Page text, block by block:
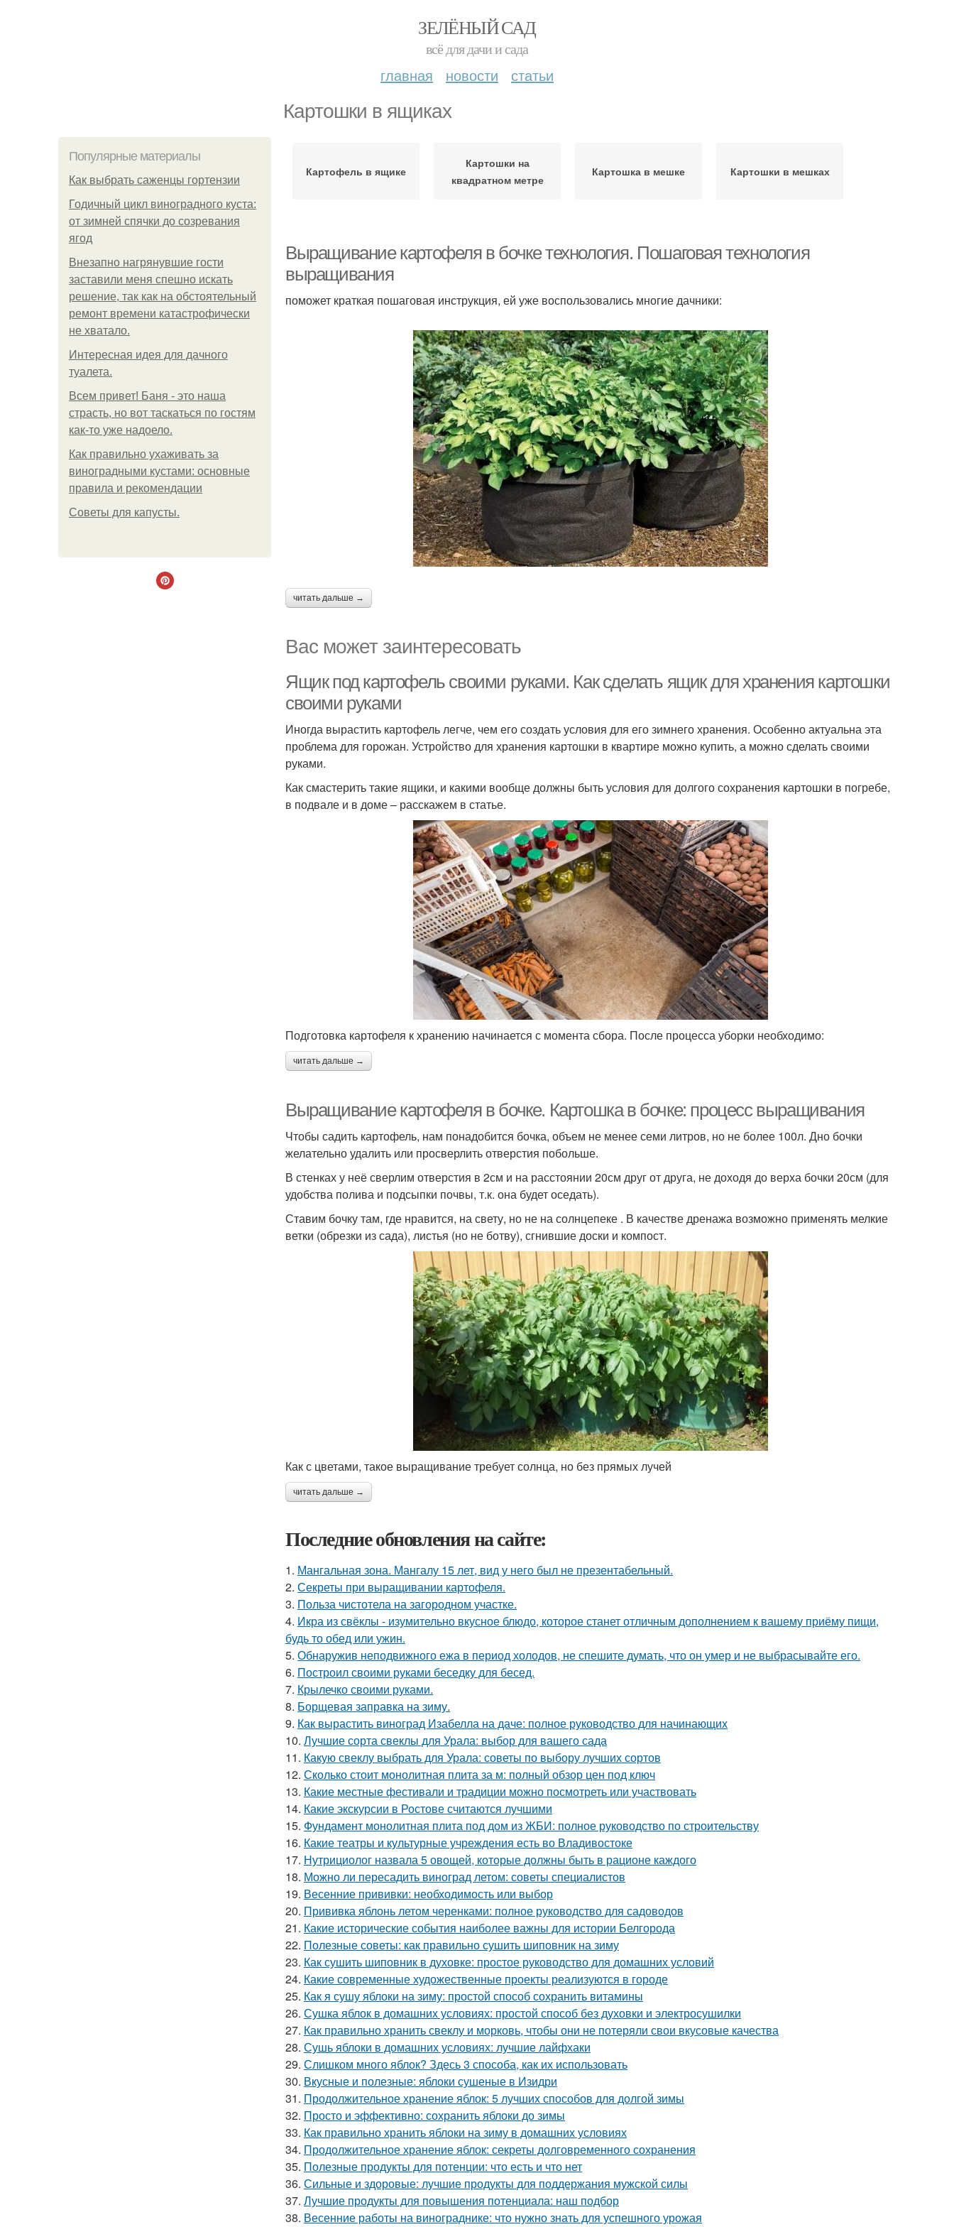
ЗЕЛЁНЫЙ САД
всё для дачи и сада
главная новости статьи
Картошки в ящиках
Популярные материалы
Как выбрать саженцы гортензии
Годичный цикл виноградного куста:
от зимней спячки до созревания
ягод
Внезапно нагрянувшие гости
заставили меня спешно искать
решение, так как на обстоятельный
ремонт времени катастрофически
не хватало.
Интересная идея для дачного
туалета.
Всем привет! Баня - это наша
страсть, но вот таскаться по гостям
как-то уже надоело.
Как правильно ухаживать за
виноградными кустами: основные
правила и рекомендации
Советы для капусты.
Картофель в ящике
Картошки на
квадратном метре
Картошка в мешке Картошки в мешках
Выращивание картофеля в бочке технология. Пошаговая технология
выращивания
поможет краткая пошаговая инструкция, ей уже воспользовались многие дачники:
читать дальше →
Вас может заинтересовать
Ящик под картофель своими руками. Как сделать ящик для хранения картошки
своими руками
Иногда вырастить картофель легче, чем его создать условия для его зимнего хранения. Особенно актуальна эта
проблема для горожан. Устройство для хранения картошки в квартире можно купить, а можно сделать своими
руками.
Как смастерить такие ящики, и какими вообще должны быть условия для долгого сохранения картошки в погребе,
в подвале и в доме – расскажем в статье.
Подготовка картофеля к хранению начинается с момента сбора. После процесса уборки необходимо:
читать дальше →
Выращивание картофеля в бочке. Картошка в бочке: процесс выращивания
Чтобы садить картофель, нам понадобится бочка, объем не менее семи литров, но не более 100л. Дно бочки
желательно удалить или просверлить отверстия побольше.
В стенках у неё сверлим отверстия в 2см и на расстоянии 20см друг от друга, не доходя до верха бочки 20см (для
удобства полива и подсыпки почвы, т.к. она будет оседать).
Ставим бочку там, где нравится, на свету, но не на солнцепеке . В качестве дренажа возможно применять мелкие
ветки (обрезки из сада), листья (но не ботву), сгнившие доски и компост.
Как с цветами, такое выращивание требует солнца, но без прямых лучей
читать дальше →
Последние обновления на сайте:
1. Мангальная зона. Мангалу 15 лет, вид у него был не презентабельный.
2. Секреты при выращивании картофеля.
3. Польза чистотела на загородном участке.
4. Икра из свёклы - изумительно вкусное блюдо, которое станет отличным дополнением к вашему приёму пищи,
будь то обед или ужин.
5. Обнаружив неподвижного ежа в период холодов, не спешите думать, что он умер и не выбрасывайте его.
6. Построил своими руками беседку для бесед.
7. Крылечко своими руками.
8. Борщевая заправка на зиму.
9. Как вырастить виноград Изабелла на даче: полное руководство для начинающих
10. Лучшие сорта свеклы для Урала: выбор для вашего сада
11. Какую свеклу выбрать для Урала: советы по выбору лучших сортов
12. Сколько стоит монолитная плита за м: полный обзор цен под ключ
13. Какие местные фестивали и традиции можно посмотреть или участвовать
14. Какие экскурсии в Ростове считаются лучшими
15. Фундамент монолитная плита под дом из ЖБИ: полное руководство по строительству
16. Какие театры и культурные учреждения есть во Владивостоке
17. Нутрициолог назвала 5 овощей, которые должны быть в рационе каждого
18. Можно ли пересадить виноград летом: советы специалистов
19. Весенние прививки: необходимость или выбор
20. Прививка яблонь летом черенками: полное руководство для садоводов
21. Какие исторические события наиболее важны для истории Белгорода
22. Полезные советы: как правильно сушить шиповник на зиму
23. Как сушить шиповник в духовке: простое руководство для домашних условий
24. Какие современные художественные проекты реализуются в городе
25. Как я сушу яблоки на зиму: простой способ сохранить витамины
26. Сушка яблок в домашних условиях: простой способ без духовки и электросушилки
27. Как правильно хранить свеклу и морковь, чтобы они не потеряли свои вкусовые качества
28. Сушь яблоки в домашних условиях: лучшие лайфхаки
29. Слишком много яблок? Здесь 3 способа, как их использовать
30. Вкусные и полезные: яблоки сушеные в Изидри
31. Продолжительное хранение яблок: 5 лучших способов для долгой зимы
32. Просто и эффективно: сохранить яблоки до зимы
33. Как правильно хранить яблоки на зиму в домашних условиях
34. Продолжительное хранение яблок: секреты долговременного сохранения
35. Полезные продукты для потенции: что есть и что нет
36. Сильные и здоровые: лучшие продукты для поддержания мужской силы
37. Лучшие продукты для повышения потенциала: наш подбор
38. Весенние работы на винограднике: что нужно знать для успешного урожая